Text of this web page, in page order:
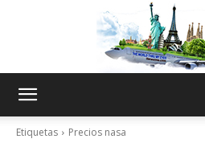
Etiquetas Precios nasa